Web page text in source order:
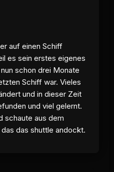
auf einen Schiff
es sein erstes eigenes
schon drei Monate
Schiff war. Vieles
und in dieser Zeit
und viel gelernt.
schaute aus dem
das shuttle andockt.